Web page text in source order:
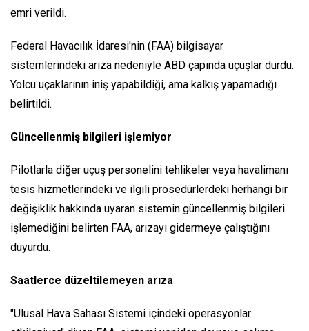
emri verildi.
Federal Havacılık İdaresi'nin (FAA) bilgisayar
sistemlerindeki arıza nedeniyle ABD çapında uçuşlar durdu.
Yolcu uçaklarının iniş yapabildiği, ama kalkış yapamadığı
belirtildi.
Güncellenmiş bilgileri işlemiyor
Pilotlarla diğer uçuş personelini tehlikeler veya havalimanı
tesis hizmetlerindeki ve ilgili prosedürlerdeki herhangi bir
değişiklik hakkında uyaran sistemin güncellenmiş bilgileri
işlemediğini belirten FAA, arızayı gidermeye çalıştığını
duyurdu.
Saatlerce düzeltilemeyen arıza
"Ulusal Hava Sahası Sistemi içindeki operasyonlar